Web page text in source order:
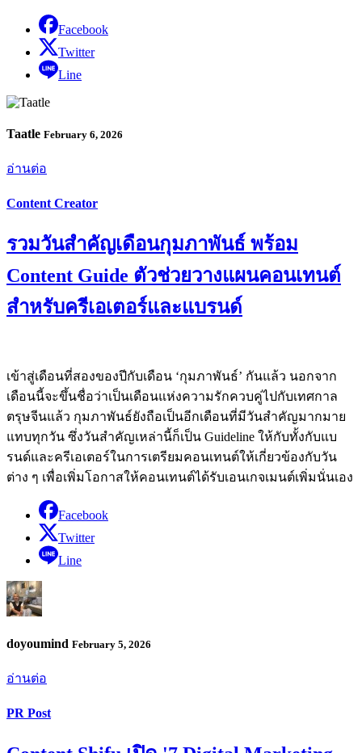
Facebook
Twitter
Line
Taatle February 6, 2026
อ่านต่อ
Content Creator
รวมวันสำคัญเดือนกุมภาพันธ์ พร้อม
Content Guide ตัวช่วยวางแผนคอนเทนต์
สำหรับครีเอเตอร์และแบรนด์
เข้าสู่เดือนที่สองของปีกับเดือน ‘กุมภาพันธ์’ กันแล้ว นอกจาก
เดือนนี้จะขึ้นชื่อว่าเป็นเดือนแห่งความรักควบคู่ไปกับเทศกาล
ตรุษจีนแล้ว กุมภาพันธ์ยังถือเป็นอีกเดือนที่มีวันสำคัญมากมาย
แทบทุกวัน ซึ่งวันสำคัญเหล่านี้ก็เป็น Guideline ให้กับทั้งกับแบ
รนด์และครีเอเตอร์ในการเตรียมคอนเทนต์ให้เกี่ยวข้องกับวัน
ต่าง ๆ เพื่อเพิ่มโอกาสให้คอนเทนต์ได้รับเอนเกจเมนต์เพิ่มนั่นเอง
Facebook
Twitter
Line
doyoumind February 5, 2026
อ่านต่อ
PR Post